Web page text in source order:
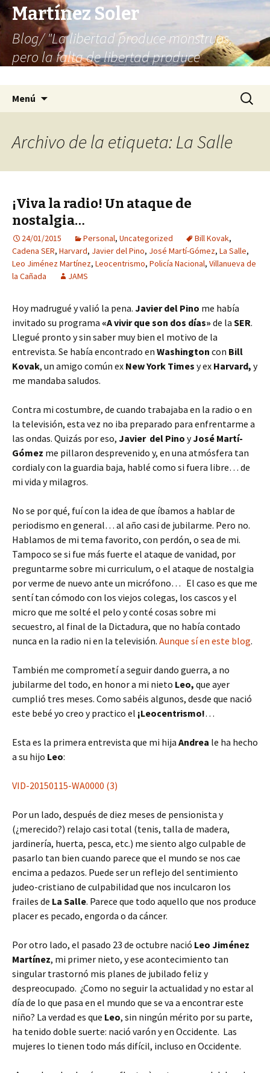
Martínez Soler
Blog/ "La libertad produce monstruos,
pero la falta de libertad produce
Menú Buscar:
Archivo de la etiqueta: La Salle
¡Viva la radio! Un ataque de
nostalgia…
24/01/2015 Personal, Uncategorized Bill Kovak,
Cadena SER, Harvard, Javier del Pino, José Martí-Gómez, La Salle,
Leo Jiménez Martínez, Leocentrismo, Policía Nacional, Villanueva de
la Cañada
JAMS
Hoy madrugué y valió la pena. Javier del Pino me había
invitado su programa «A vivir que son dos días» de la SER.
Llegué pronto y sin saber muy bien el motivo de la
entrevista. Se había encontrado en Washington con Bill
Kovak, un amigo común ex New York Times y ex Harvard, y
me mandaba saludos.
Contra mi costumbre, de cuando trabajaba en la radio o en
la televisión, esta vez no iba preparado para enfrentarme a
las ondas. Quizás por eso, Javier del Pino yJosé Martí-
Gómez me pillaron desprevenido y, en una atmósfera tan
cordialy con la guardia baja, hablé como si fuera libre… de
mi vida y milagros.
No se por qué, fuí con la idea de que íbamos a hablar de
periodismo en general… al año casi de jubilarme. Pero no.
Hablamos de mi tema favorito, con perdón, o sea de mi.
Tampoco se si fue más fuerte el ataque de vanidad, por
preguntarme sobre mi curriculum, o el ataque de nostalgia
por verme de nuevo ante un micrófono… El caso es que me
sentí tan cómodo con los viejos colegas, los cascos y el
micro que me solté el pelo y conté cosas sobre mi
secuestro, al final de la Dictadura, que no había contado
nunca en la radio ni en la televisión. Aunque sí en este blog.
También me comprometí a seguir dando guerra, a no
jubilarme del todo, en honor a mi nieto Leo, que ayer
cumplió tres meses. Como sabéis algunos, desde que nació
este bebé yo creo y practico el ¡Leocentrismo!…
Esta es la primera entrevista que mi hija Andrea le ha hecho
a su hijo Leo:
VID-20150115-WA0000 (3)
Por un lado, después de diez meses de pensionista y
(¿merecido?) relajo casi total (tenis, talla de madera,
jardinería, huerta, pesca, etc.) me siento algo culpable de
pasarlo tan bien cuando parece que el mundo se nos cae
encima a pedazos. Puede ser un reflejo del sentimiento
judeo-cristiano de culpabilidad que nos inculcaron los
frailes de La Salle. Parece que todo aquello que nos produce
placer es pecado, engorda o da cáncer.
Por otro lado, el pasado 23 de octubre nació Leo Jiménez
Martínez, mi primer nieto, y ese acontecimiento tan
singular trastornó mis planes de jubilado feliz y
despreocupado. ¿Como no seguir la actualidad y no estar al
día de lo que pasa en el mundo que se va a encontrar este
niño? La verdad es que Leo, sin ningún mérito por su parte,
ha tenido doble suerte: nació varón y en Occidente. Las
mujeres lo tienen todo más difícil, incluso en Occidente.